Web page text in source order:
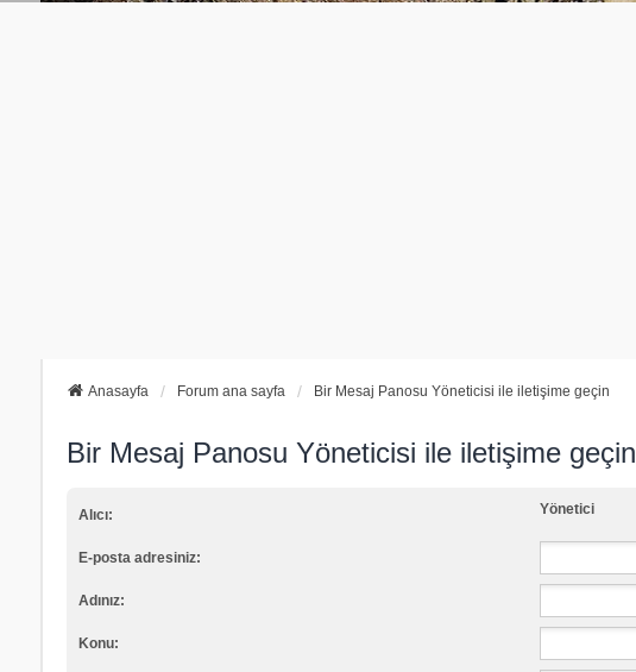
Anasayfa Forum ana sayfa Bir Mesaj Panosu Yöneticisi ile iletişime geçin
Bir Mesaj Panosu Yöneticisi ile iletişime geçin
Alıcı: Yönetici
E-posta adresiniz:
Adınız:
Konu: